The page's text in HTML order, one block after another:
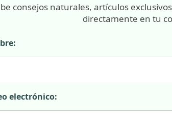
consejos naturales, artículos
directamente en tu
electrónico: